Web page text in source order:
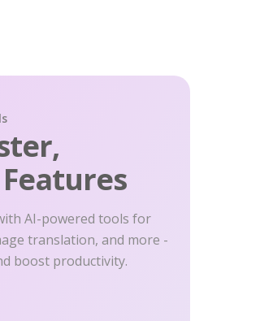
Features
AI-powered tools for
translation, and more -
boost productivity.